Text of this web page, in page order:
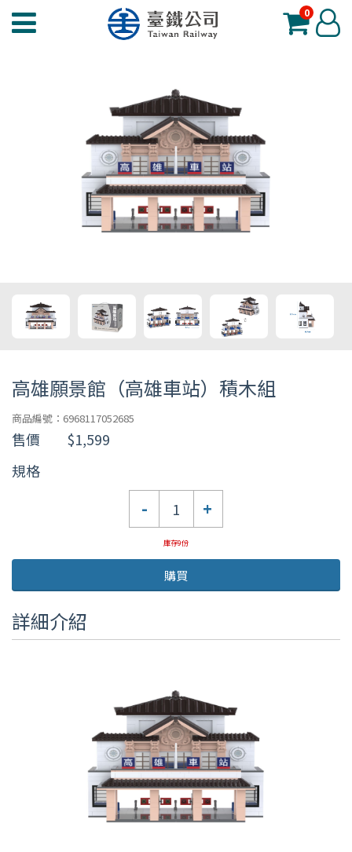
臺
0 登
入
高雄願景館（高雄車站）積木組
商品編號：6968117052685
售價
$1,599
規格
- +
庫存9份
購買
詳細介紹